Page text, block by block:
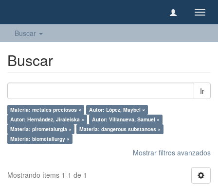
Buscar
Buscar
Ir
Materia: metales preciosos ×
Autor: López, Maybel ×
Autor: Hernández, Jiraleiska ×
Autor: Villanueva, Samuel ×
Materia: pirometalurgia ×
Materia: dangerous substances ×
Materia: biometallurgy ×
Mostrar filtros avanzados
Mostrando ítems 1-1 de 1